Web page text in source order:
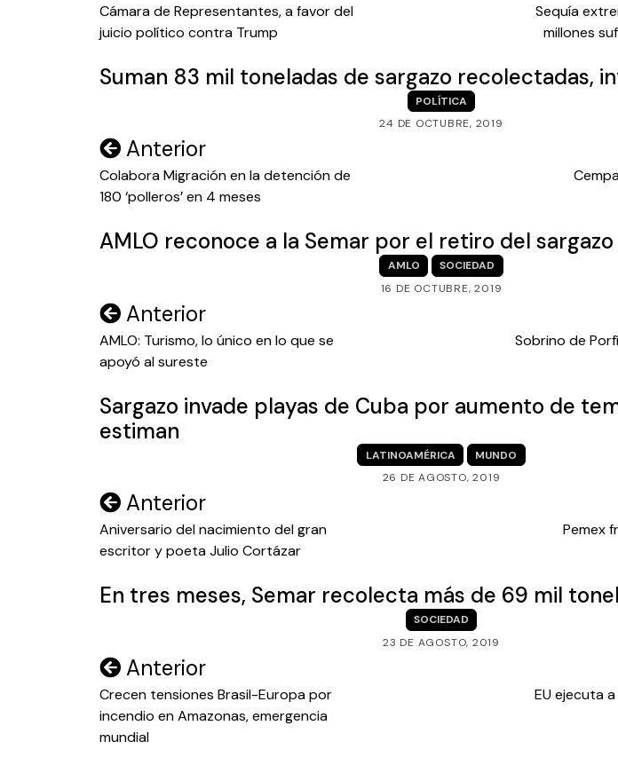
de
entradas
Cámara de Representantes, a favor del
juicio político contra Trump
Sequía
millones
Suman 83 mil toneladas de sargazo recolectadas,
POLÍTICA
24 DE OCTUBRE, 2019
Navegación
de
entradas
Anterior
Colabora Migración en la detención de
180 ‘polleros’ en 4 meses
AMLO reconoce a la Semar por el retiro del
AMLO
SOCIEDAD
16 DE OCTUBRE, 2019
Navegación
de
entradas
Anterior
AMLO: Turismo, lo único en lo que se
apoyó al sureste
Sobrino de
Sargazo invade playas de Cuba por aumento de
estiman
LATINOAMÉRICA
MUNDO
26 DE AGOSTO, 2019
Navegación
de
entradas
Anterior
Aniversario del nacimiento del gran
escritor y poeta Julio Cortázar
Pemex
En tres meses, Semar recolecta más de 69 mil
SOCIEDAD
23 DE AGOSTO, 2019
Navegación
de
entradas
Anterior
Crecen tensiones Brasil-Europa por
incendio en Amazonas, emergencia
mundial
EU ejecuta